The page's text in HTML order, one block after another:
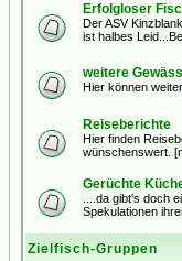
Erfolgloser
Der ASV
ist halbes
weitere
Hier können
Reiseberichte
Hier finden
wünschenswert.
Gerüchte
....da gibt's doch
Spekulationen
Zielfisch-Gruppen